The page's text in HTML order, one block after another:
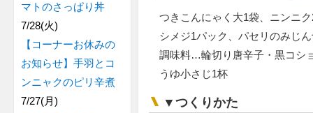
つきこんにゃく大1袋、ニンニ
シメジ1パック、パセリのみじ
調味料…輪切り唐辛子・黒コシ
うゆ小さじ1杯
▼つくりかた
マトのさっぱり丼
7/28(火)
【コーナーお休みの
お知らせ】手羽とコ
ンニャクのピリ辛煮
7/27(月)